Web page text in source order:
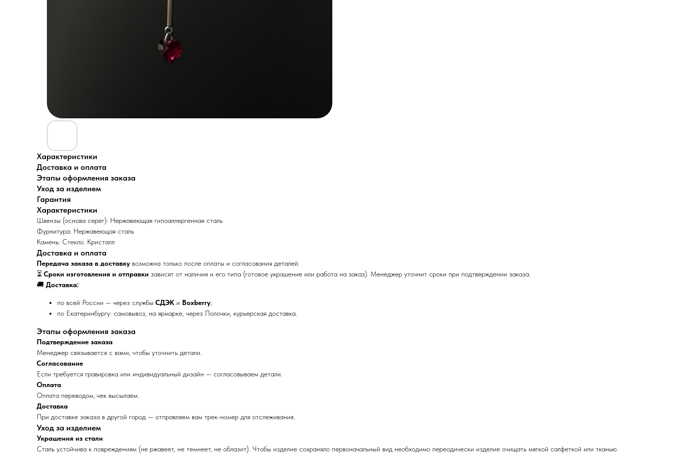
Характеристики
Доставка и оплата
Этапы оформления заказа
Уход за изделием
Гарантия
Характеристики
Швензы (основа серег): Нержавеющая гипоаллергенная сталь
Фурнитура: Нержавеющая сталь
Камень: Cтекло. Кристалл
Доставка и оплата
Передача заказа в доставку возможна только после оплаты и согласования деталей.
⏳ Сроки изготовления и отправки зависят от наличия и его типа (готовое украшение или работа на заказ). Менеджер уточнит сроки при подтверждении заказа.
🚚 Доставка:
по всей России — через службы СДЭК и Boxberry;
по Екатеринбургу: самовывоз, на ярмарке, через Полочки, курьерская доставка.
Этапы оформления заказа
Подтверждение заказа
Менеджер связывается с вами, чтобы уточнить детали.
Согласование
Если требуется гравировка или индивидуальный дизайн — согласовываем детали.
Оплата
Оплата переводом, чек высылаем.
Доставка
При доставке заказа в другой город — отправляем вам трек-номер для отслеживания.
Уход за изделием
Украшения из стали
Сталь устойчива к повреждениям (не ржавеет, не темнеет, не облазит). Чтобы изделие сохраняло первоначальный вид необходимо переодически изделие очищать мягкой салфеткой или тканью.